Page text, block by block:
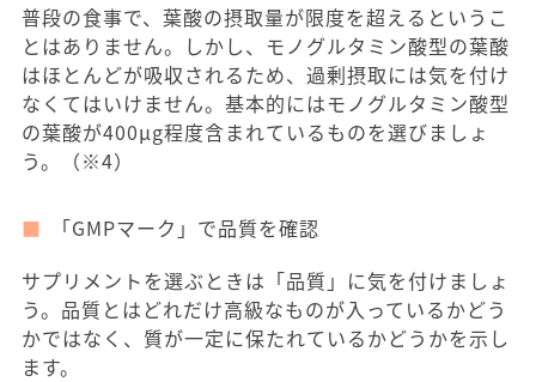
普段の食事で、葉酸の摂取量が限度を超えるというこ
とはありません。しかし、モノグルタミン酸型の葉酸
はほとんどが吸収されるため、過剰摂取には気を付け
なくてはいけません。基本的にはモノグルタミン酸型
の葉酸が400μg程度含まれているものを選びましょ
う。（※4）
「GMPマーク」で品質を確認
サプリメントを選ぶときは「品質」に気を付けましょ
う。品質とはどれだけ高級なものが入っているかどう
かではなく、質が一定に保たれているかどうかを示し
ます。